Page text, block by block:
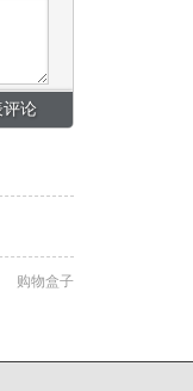
购物盒子